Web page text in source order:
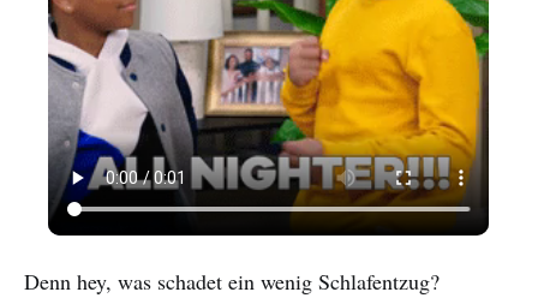
Denn hey, was schadet ein wenig Schlafentzug?